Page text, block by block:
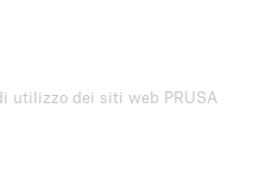
utilizzo dei siti web PRUSA